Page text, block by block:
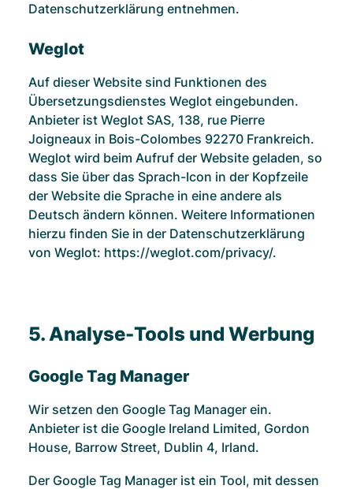
Datenschutzerklärung entnehmen.
Weglot
Auf dieser Website sind Funktionen des
Übersetzungsdienstes Weglot eingebunden.
Anbieter ist Weglot SAS, 138, rue Pierre
Joigneaux in Bois-Colombes 92270 Frankreich.
Weglot wird beim Aufruf der Website geladen, so
dass Sie über das Sprach-Icon in der Kopfzeile
der Website die Sprache in eine andere als
Deutsch ändern können. Weitere Informationen
hierzu finden Sie in der Datenschutzerklärung
von Weglot: https://weglot.com/privacy/.
5. Analyse-Tools und Werbung
Google Tag Manager
Wir setzen den Google Tag Manager ein.
Anbieter ist die Google Ireland Limited, Gordon
House, Barrow Street, Dublin 4, Irland.
Der Google Tag Manager ist ein Tool, mit dessen